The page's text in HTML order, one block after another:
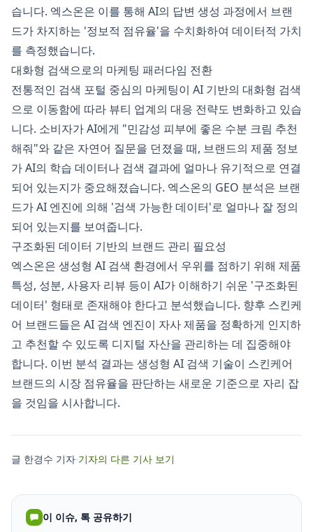
습니다. 엑스온은 이를 통해 AI의 답변 생성 과정에서 브랜
드가 차지하는 '정보적 점유율'을 수치화하여 데이터적 가치
를 측정했습니다.
대화형 검색으로의 마케팅 패러다임 전환
전통적인 검색 포털 중심의 마케팅이 AI 기반의 대화형 검색
으로 이동함에 따라 뷰티 업계의 대응 전략도 변화하고 있습
니다. 소비자가 AI에게 "민감성 피부에 좋은 수분 크림 추천
해줘"와 같은 자연어 질문을 던졌을 때, 브랜드의 제품 정보
가 AI의 학습 데이터나 검색 결과에 얼마나 유기적으로 연결
되어 있는지가 중요해졌습니다. 엑스온의 GEO 분석은 브랜
드가 AI 엔진에 의해 '검색 가능한 데이터'로 얼마나 잘 정의
되어 있는지를 보여줍니다.
구조화된 데이터 기반의 브랜드 관리 필요성
엑스온은 생성형 AI 검색 환경에서 우위를 점하기 위해 제품
특성, 성분, 사용자 리뷰 등이 AI가 이해하기 쉬운 '구조화된
데이터' 형태로 존재해야 한다고 분석했습니다. 향후 스킨케
어 브랜드들은 AI 검색 엔진이 자사 제품을 정확하게 인지하
고 추천할 수 있도록 디지털 자산을 관리하는 데 집중해야
합니다. 이번 분석 결과는 생성형 AI 검색 기술이 스킨케어
브랜드의 시장 점유율을 판단하는 새로운 기준으로 자리 잡
을 것임을 시사합니다.
글 한경수 기자·기자의 다른 기사 보기
이 이슈, 톡 공유하기